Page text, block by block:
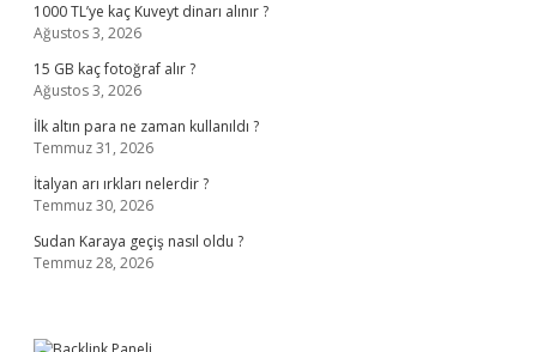
1000 TL’ye kaç Kuveyt dinarı alınır ?
Ağustos 3, 2026
15 GB kaç fotoğraf alır ?
Ağustos 3, 2026
İlk altın para ne zaman kullanıldı ?
Temmuz 31, 2026
İtalyan arı ırkları nelerdir ?
Temmuz 30, 2026
Sudan Karaya geçiş nasıl oldu ?
Temmuz 28, 2026